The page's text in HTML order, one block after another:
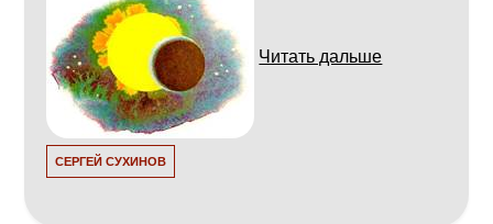
Читать дальше
СЕРГЕЙ СУХИНОВ